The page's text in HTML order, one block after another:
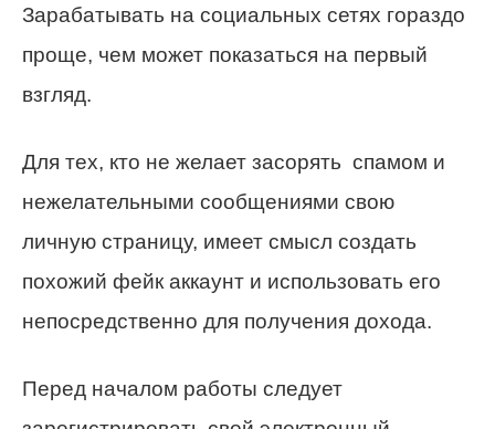
Зарабатывать на социальных сетях гораздо
проще, чем может показаться на первый
взгляд.
Для тех, кто не желает засорять спамом и
нежелательными сообщениями свою
личную страницу, имеет смысл создать
похожий фейк аккаунт и использовать его
непосредственно для получения дохода.
Перед началом работы следует